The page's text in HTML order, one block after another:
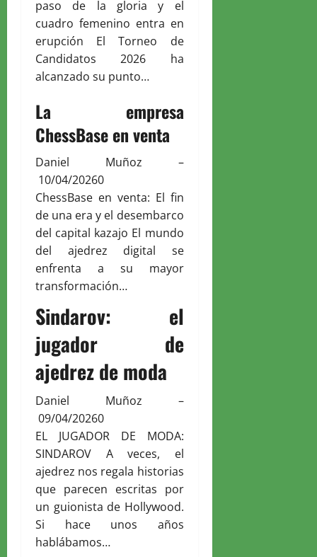
paso de la gloria y el
cuadro femenino entra en
erupción El Torneo de
Candidatos 2026 ha
alcanzado su punto…
La empresa
ChessBase en venta
Daniel Muñoz –
10/04/20260
ChessBase en venta: El fin
de una era y el desembarco
del capital kazajo El mundo
del ajedrez digital se
enfrenta a su mayor
transformación…
Sindarov: el
jugador de
ajedrez de moda
Daniel Muñoz –
09/04/20260
EL JUGADOR DE MODA:
SINDAROV A veces, el
ajedrez nos regala historias
que parecen escritas por
un guionista de Hollywood.
Si hace unos años
hablábamos…